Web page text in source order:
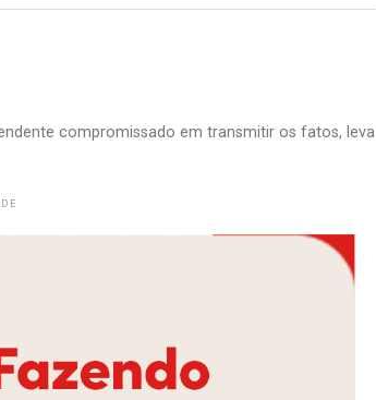
compromissado em transmitir os fatos, leva